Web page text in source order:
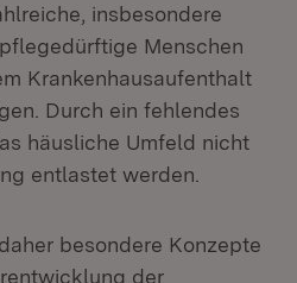
insbesondere
Menschen
Krankenhausaufenthalt
Durch ein fehlendes
häusliche Umfeld nicht
entlastet werden.
besondere Konzepte
der